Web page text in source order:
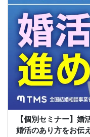
【個別セミナー】
婚活のあり方をお伝